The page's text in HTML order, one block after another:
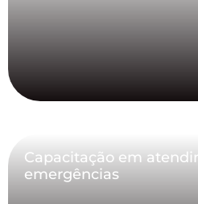
Capacitação em
emergências